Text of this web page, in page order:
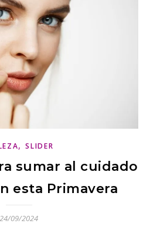
,SLIDER
sumar al cuidado
esta Primavera
24/09/2024